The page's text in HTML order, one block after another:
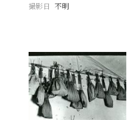
撮影日
不明